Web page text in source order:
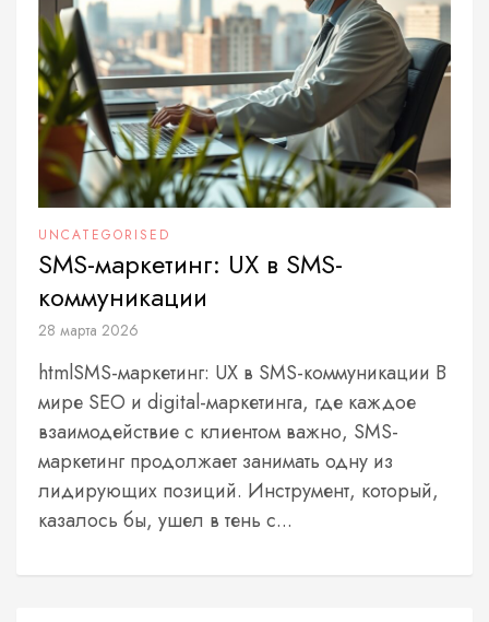
UNCATEGORISED
SMS-маркетинг: UX в SMS-
коммуникации
28 марта 2026
htmlSMS-маркетинг: UX в SMS-коммуникации В
мире SEO и digital-маркетинга, где каждое
взаимодействие с клиентом важно, SMS-
маркетинг продолжает занимать одну из
лидирующих позиций. Инструмент, который,
казалось бы, ушел в тень с...